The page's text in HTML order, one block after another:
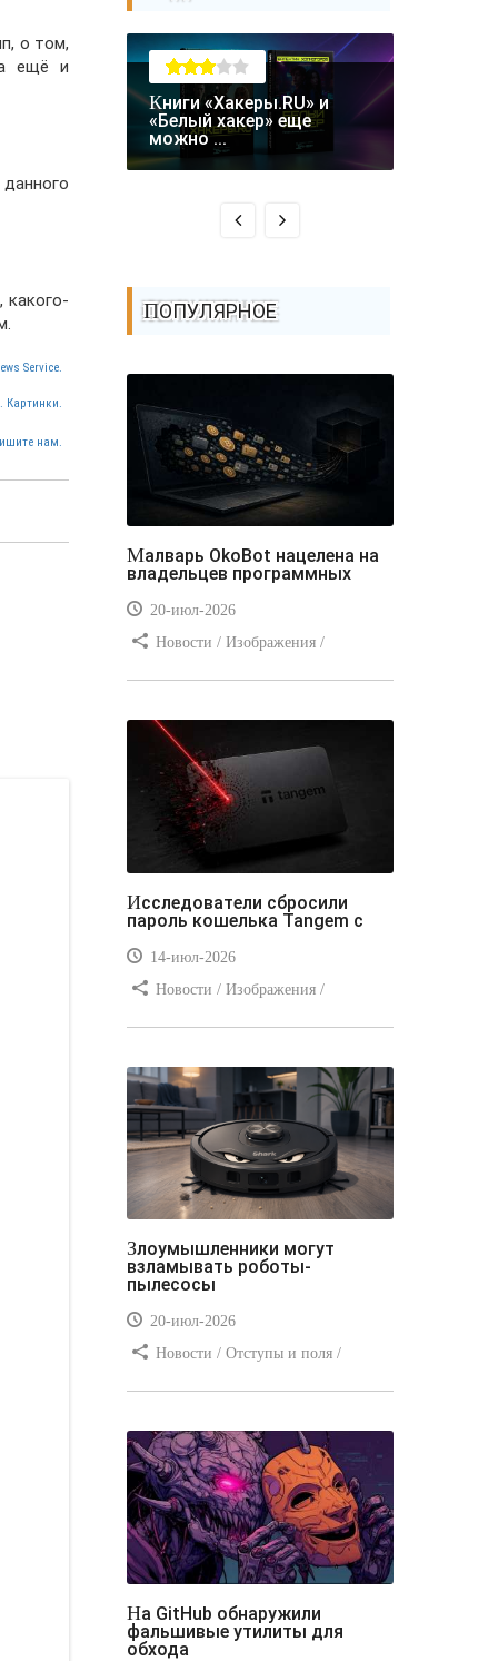
о том,
а ещё и
Service.
Картинки.
нам.
Книги «Хакеры.RU» и
«Белый хакер» еще
можно ...
ПОПУЛЯРНОЕ
Малварь OkoBot нацелена на
владельцев программных
20-июл-2026
Новости / Изображения /
Самоучитель CSS / Линии и рамки /
Видео уроки / Заработок
Исследователи сбросили
пароль кошелька Tangem с
14-июл-2026
Новости / Изображения /
/ Вёрстка / Видео уроки
Злоумышленники могут
взламывать роботы-
пылесосы
20-июл-2026
Новости / Отступы и поля /
/ Текст / Цвет / Видео уроки
На GitHub обнаружили
фальшивые утилиты для
обхода